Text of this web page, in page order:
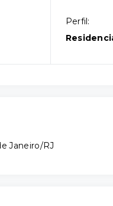
Perfil:
Janeiro/RJ